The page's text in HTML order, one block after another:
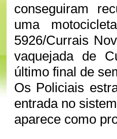
conseguiram
uma
5926/Currais
vaquejada de
último final de
Os Policiais
entrada no
aparece como